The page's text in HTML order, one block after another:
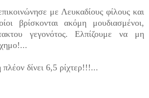
με Λευκαδίους φίλους και
βρίσκονται ακόμη μουδιασμένοι,
γεγονότος. Ελπίζουμε να μη
δίνει 6,5 ρίχτερ!!!...